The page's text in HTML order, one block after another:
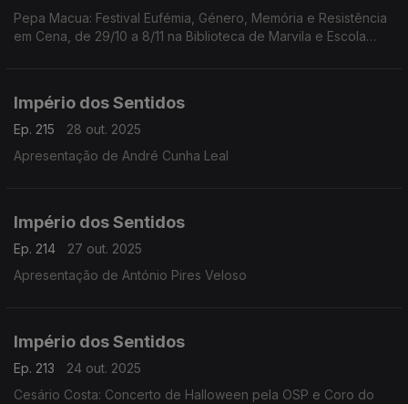
Pepa Macua: Festival Eufémia, Género, Memória e Resistência
em Cena, de 29/10 a 8/11 na Biblioteca de Marvila e Escola
Império dos Sentidos
Ep. 215
28 out. 2025
Apresentação de André Cunha Leal
Império dos Sentidos
Ep. 214
27 out. 2025
Apresentação de António Pires Veloso
Império dos Sentidos
Ep. 213
24 out. 2025
Cesário Costa: Concerto de Halloween pela OSP e Coro do